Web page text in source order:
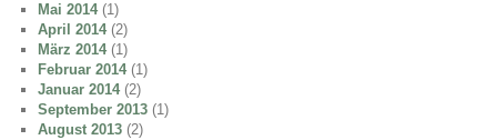
Mai 2014(1)
April 2014(2)
März 2014(1)
Februar 2014(1)
Januar 2014(2)
September 2013 (1)
August 2013 (2)